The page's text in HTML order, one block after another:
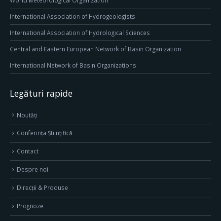
International Association of Hydrogeologists
International Association of Hydrological Sciences
Central and Eastern European Network of Basin Organization
International Network of Basin Organizations
Legături rapide
Noutăți
Conferința Științifică
Contact
Despre noi
Direcţii & Produse
Prognoze